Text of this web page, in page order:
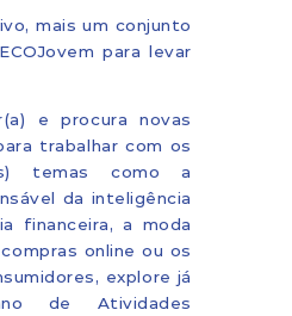
mais um conjunto
para levar
e procura novas
trabalhar com os
temas como a
da inteligência
financeira, a moda
online ou os
explore já
de Atividades